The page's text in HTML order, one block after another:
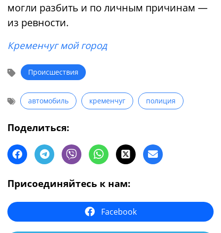
могли разбить и по личным причинам —
из ревности.
Кременчуг мой город
Происшествия
автомобиль кременчуг полиция
Поделиться:
Присоединяйтесь к нам:
Facebook